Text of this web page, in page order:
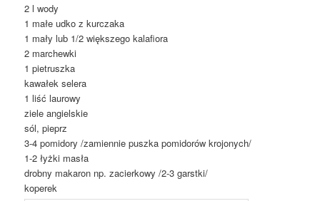
2 l wody
1 małe udko z kurczaka
1 mały lub 1/2 większego kalafiora
2 marchewki
1 pietruszka
kawałek selera
1 liść laurowy
ziele angielskie
sól, pieprz
3-4 pomidory /zamiennie puszka pomidorów krojonych/
1-2 łyżki masła
drobny makaron np. zacierkowy /2-3 garstki/
koperek